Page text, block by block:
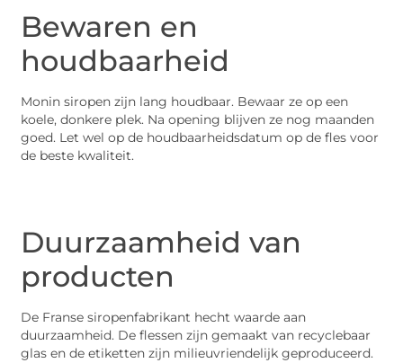
Bewaren en
houdbaarheid
Monin siropen zijn lang houdbaar. Bewaar ze op een
koele, donkere plek. Na opening blijven ze nog maanden
goed. Let wel op de houdbaarheidsdatum op de fles voor
de beste kwaliteit.
Duurzaamheid van
producten
De Franse siropenfabrikant hecht waarde aan
duurzaamheid. De flessen zijn gemaakt van recyclebaar
glas en de etiketten zijn milieuvriendelijk geproduceerd.